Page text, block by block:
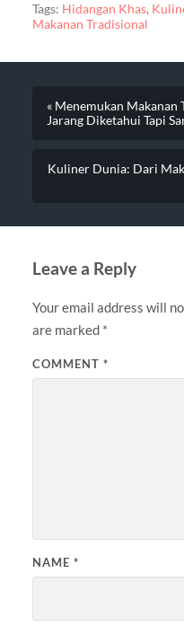
Tags: Hidangan Khas,
Makanan Tradisional
« Menemukan
Jarang Diketahui Tapi
Kuliner Dunia: Dari
Leave a Reply
Your email address will
are marked *
COMMENT *
NAME *